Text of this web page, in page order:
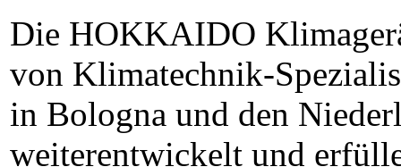
Die HOKKAIDO
von Klimatechnik-
in Bologna und den
weiterentwickelt und